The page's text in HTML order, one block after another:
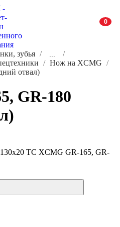
0
зубья ...
Нож на XCMG
отвал)
GR-180
ТС XCMG GR-165, GR-